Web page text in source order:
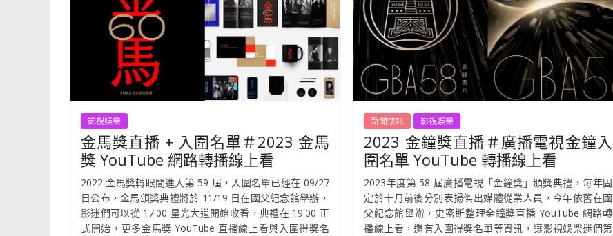
影視娛樂
金馬獎直播 + 入圍名單＃2023 金馬
獎 YouTube 網路轉播線上看
2022 金馬獎轉眼間進入第 59 屆，入圍名單已經在 09/27
日公布，金馬頒獎典禮將於 11/19 日在國父紀念館舉辦，
影迷們可以從 17:00 星光大道開始收看，典禮在 19:00 正
式開始，更多金馬獎 YouTube 直播線上看與入圍得獎名
新聞快訊 影視娛樂
2023 金鐘獎直播＃廣播電視金鐘入
圍名單 YouTube 轉播線上看
2023年度第 58 屆廣播電視「金鐘獎」頒獎典禮，每年固
定於十月前後分別表揚傑出媒體從業人員，今年依舊在國
父紀念館舉辦，史密斯整理金鐘獎直播 YouTube 網路轉
播線上看，還有入圍得獎名單等資訊，讓影視娛樂迷們第